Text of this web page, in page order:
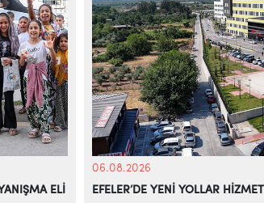
ELİ
06.08.2026
EFELER’DE YENİ YOLLAR